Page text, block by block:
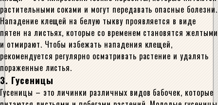
растительными соками и могут передавать опасные болезни.
Нападение клещей на белую тыкву проявляется в виде
пятен на листьях, которые со временем становятся желтыми
и отмирают. Чтобы избежать нападения клещей,
рекомендуется регулярно осматривать растение и удалять
пораженные листья.
3. Гусеницы
Гусеницы – это личинки различных видов бабочек, которые